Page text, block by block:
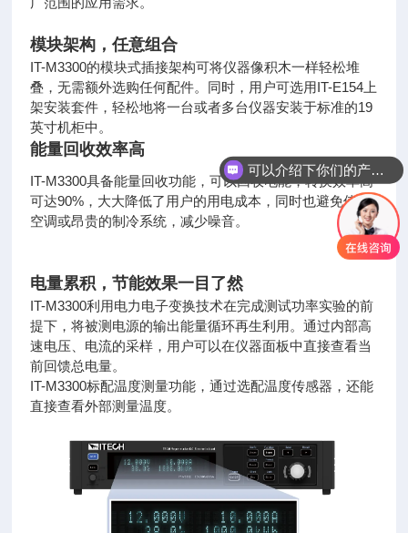
模块架构，任意组合
IT-M3300的模块式插接架构可将仪器像积木一样轻松堆
叠，无需额外选购任何配件。同时，用户可选用IT-E154上
架安装套件，轻松地将一台或者多台仪器安装于标准的19
英寸机柜中。
能量回收效率高
IT-M3300具备能量回收功能，可以回收电能，转换效率高
可达90%，大大降低了用户的用电成本，同时也避免使用
空调或昂贵的制冷系统，减少噪音。
电量累积，节能效果一目了然
IT-M3300利用电力电子变换技术在完成测试功率实验的前
提下，将被测电源的输出能量循环再生利用。通过内部高
速电压、电流的采样，用户可以在仪器面板中直接查看当
前回馈总电量。
IT-M3300标配温度测量功能，通过选配温度传感器，还能
直接查看外部测量温度。
你们是怎么收费的呢